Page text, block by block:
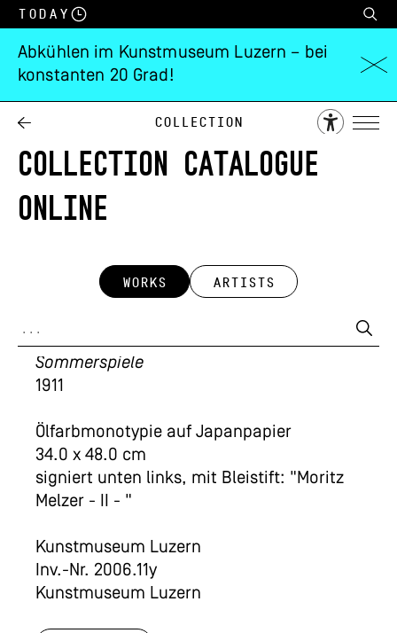
Today
Abkühlen im Kunstmuseum Luzern – bei
konstanten 20 Grad!
Collection
COLLECTION CATALOGUE
ONLINE
WORKS ARTISTS
Sommerspiele
1911
Ölfarbmonotypie auf Japanpapier
34.0 x 48.0 cm
signiert unten links, mit Bleistift: "Moritz
Melzer - II - "
Kunstmuseum Luzern
Inv.-Nr. 2006.11y
Kunstmuseum Luzern